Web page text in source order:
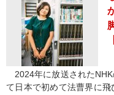
2024年に放送されたNHK
て日本で初めて法曹界に